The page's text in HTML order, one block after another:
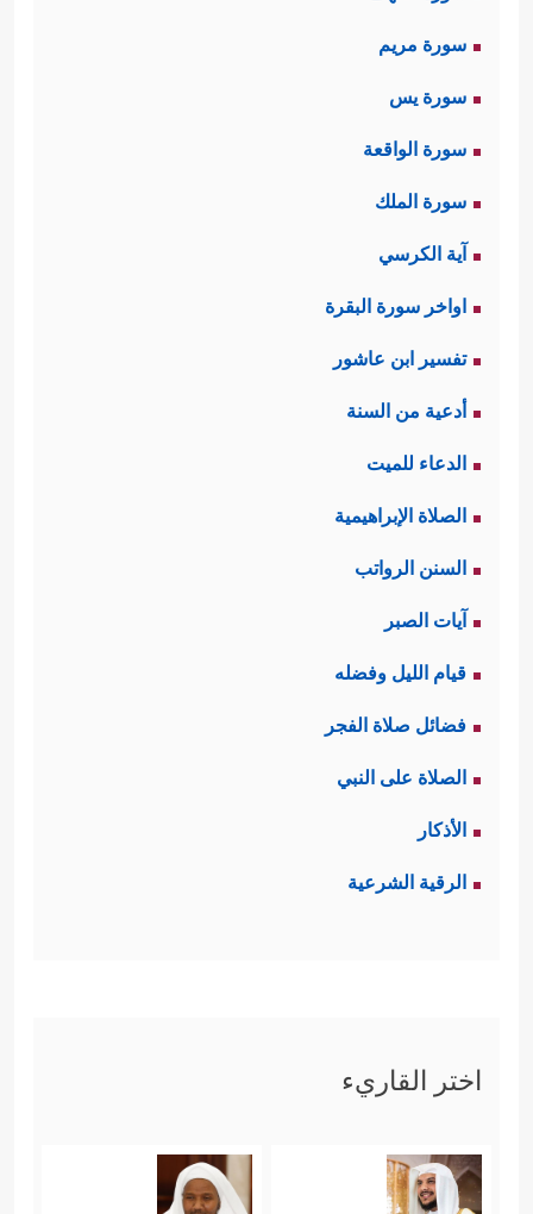
سورة مريم
سورة يس
سورة الواقعة
سورة الملك
آية الكرسي
اواخر سورة البقرة
تفسير ابن عاشور
أدعية من السنة
الدعاء للميت
الصلاة الإبراهيمية
السنن الرواتب
آيات الصبر
قيام الليل وفضله
فضائل صلاة الفجر
الصلاة على النبي
الأذكار
الرقية الشرعية
اختر القاريء